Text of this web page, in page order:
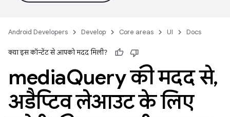
Android Developers Develop Core areas UI Docs
क्या इस कॉन्टेंट से आपको मदद मिली?
mediaQuery की मदद से,
अडैप्टिव लेआउट के लिए